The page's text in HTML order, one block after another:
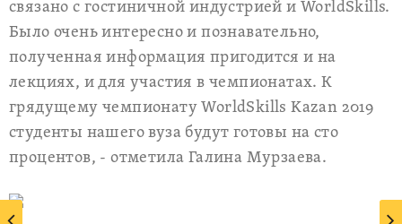
связано с гостиничной индустрией и WorldSkills.
Было очень интересно и познавательно,
полученная информация пригодится и на
лекциях, и для участия в чемпионатах. К
грядущему чемпионату WorldSkills Kazan 2019
студенты нашего вуза будут готовы на сто
процентов, - отметила Галина Мурзаева.